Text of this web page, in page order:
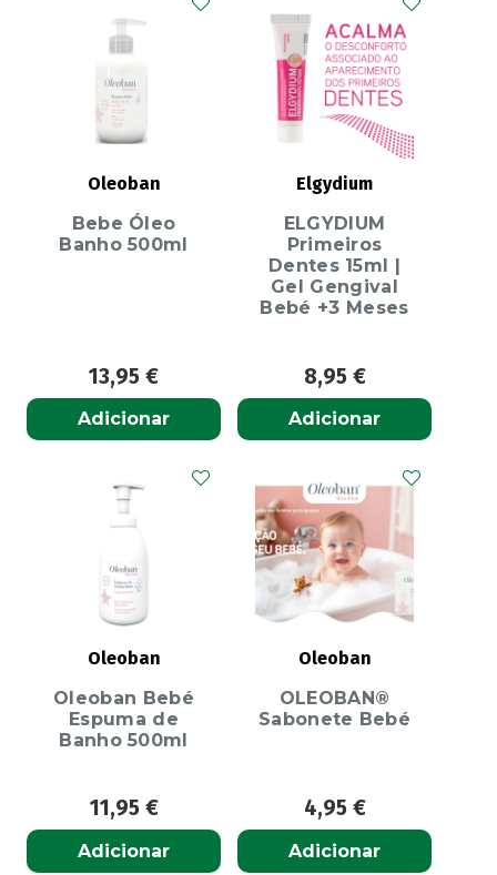
Oleoban
Bebe Óleo
Banho 500ml
13,95 €
Adicionar
Elgydium
ELGYDIUM
Primeiros
Dentes 15ml |
Gel Gengival
Bebé +3 Meses
8,95 €
Adicionar
Oleoban
Oleoban Bebé
Espuma de
Banho 500ml
11,95 €
Adicionar
Oleoban
OLEOBAN®
Sabonete Bebé
4,95 €
Adicionar